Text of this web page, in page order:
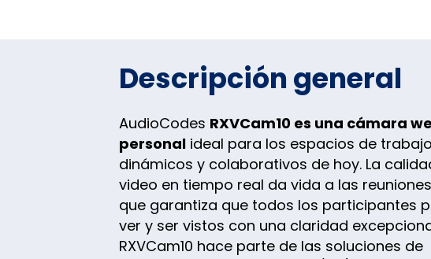
Descripción general
AudioCodes RXVCam10 es una cámara
personal ideal para los espacios de trabajo
dinámicos y colaborativos de hoy. La
video en tiempo real da vida a las
que garantiza que todos los participantes
ver y ser vistos con una claridad
RXVCam10 hace parte de las soluciones de